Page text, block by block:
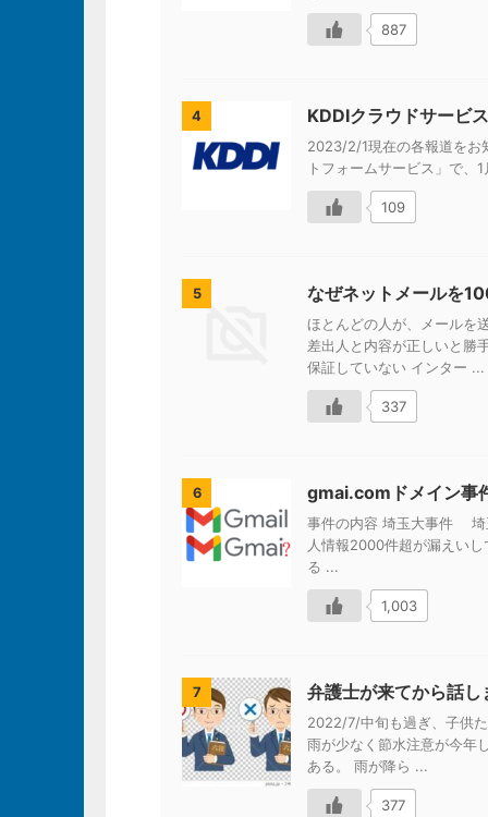
887
4 KDDIクラウドサービ
2023/2/1現在の各報道をお
トフォームサービス」で
109
5 なぜネットメールを
ほとんどの人が、メールを
差出人と内容が正しいと勝
保証していない インター ...
337
6 gmai.comドメイン事
事件の内容 埼玉大事件 埼
人情報2000件超が漏えい
る ...
1,003
7 弁護士が来てから話し
2022/7/中旬も過ぎ、子供
雨が少なく節水注意が今年
ある。 雨が降ら ...
377